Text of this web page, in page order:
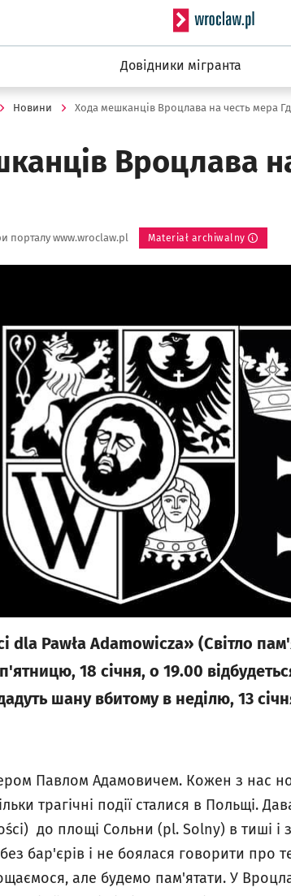
Довідники мігранта
Новини Хода мешканців Вроцлава на честь мера
Вроцлава
порталу www.wroclaw.pl Materiał archiwalny
dla Pawła Adamowicza» (Світло
18 січня, о 19.00
шану вбитому в неділю, 13
Павлом Адамовичем. Кожен з нас
трагічні події сталися в Польщі.
до площі Cольни (pl. Solny) в тиші і
бар'єрів і не боялася говорити про
але будемо пам'ятати. У